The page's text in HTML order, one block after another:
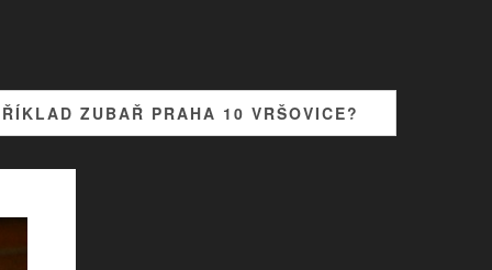
ZUBAŘ PRAHA 10 VRŠOVICE?